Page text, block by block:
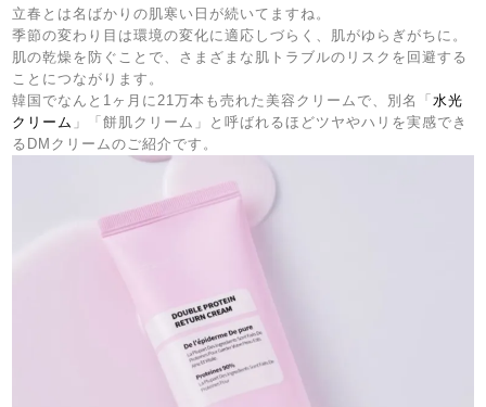
立春とは名ばかりの肌寒い日が続いてますね。
季節の変わり目は環境の変化に適応しづらく、肌がゆらぎがちに。
肌の乾燥を防ぐことで、さまざまな肌トラブルのリスクを回避する
ことにつながります。
韓国でなんと 1 ヶ月に21万本も売れた美容クリームで、別名「水光
クリーム 」「餅肌クリーム」と呼ばれるほどツヤやハリを実感でき
る DM クリームのご紹介です。